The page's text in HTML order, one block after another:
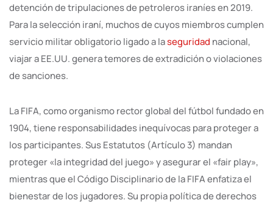
detención de tripulaciones de petroleros iraníes en 2019.
Para la selección iraní, muchos de cuyos miembros cumplen
servicio militar obligatorio ligado a laseguridad nacional,
viajar a EE.UU. genera temores de extradición o violaciones
de sanciones.
La FIFA, como organismo rector global del fútbol fundado en
1904, tiene responsabilidades inequívocas para proteger a
los participantes. Sus Estatutos (Artículo 3) mandan
proteger «la integridad del juego» y asegurar el «fair play»,
mientras que el Código Disciplinario de la FIFA enfatiza el
bienestar de los jugadores. Su propia política de derechos